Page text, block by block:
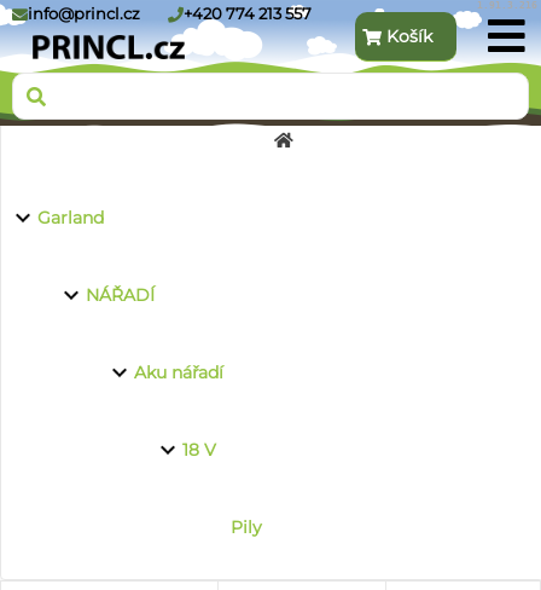
info@princl.cz +420 774 213 557
Košík
1.91.3.216
Garland
NÁŘADÍ
Aku nářadí
18 V
Pily